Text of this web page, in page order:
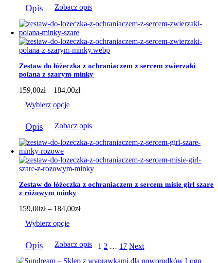
do
produkt
ma
wiele
wariantów.
Opcje
można
wybrać
na
stronie
produktu
Opis Zobacz opis
Zestaw do łóżeczka z ochraniaczem z sercem zwierzaki
polana z szarym minky
159,00zł – 184,00złZakres
do
Wybierz opcje
produkt
ma
wiele
wariantów.
Opcje
można
wybrać
na
stronie
produktu
Opis Zobacz opis
Zestaw do łóżeczka z ochraniaczem z sercem misie girl szare
z różowym minky
159,00zł – 184,00złZakres
do
184,00zł
Wybierz opcje
produkt
ma
Opis Zobacz opis 1 2 … 17 Next